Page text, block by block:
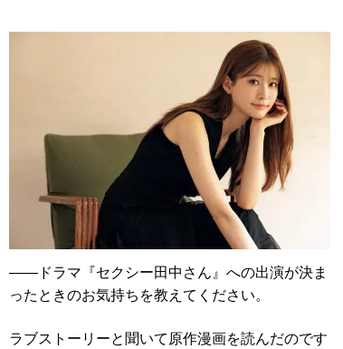
――ドラマ『セクシー田中さん』への出演が決ま
ったときのお気持ちを教えてください。
ラブストーリーと聞いて原作漫画を読んだのです